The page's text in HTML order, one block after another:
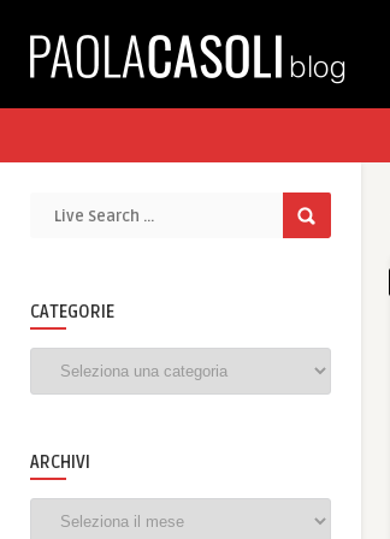
CATEGORIE
ARCHIVI